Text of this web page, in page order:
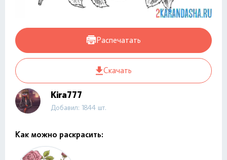
Распечатать
Скачать
Kira777
Добавил: 1844 шт.
Как можно раскрасить: